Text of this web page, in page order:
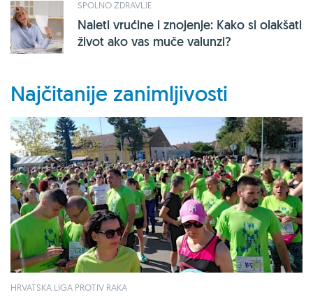
SPOLNO ZDRAVLJE
Naleti vrućine i znojenje: Kako si olakšati
život ako vas muče valunzi?
Najčitanije zanimljivosti
HRVATSKA LIGA PROTIV RAKA